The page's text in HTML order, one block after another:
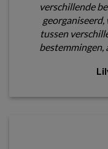
verschillende
tussen
bestemmingen,